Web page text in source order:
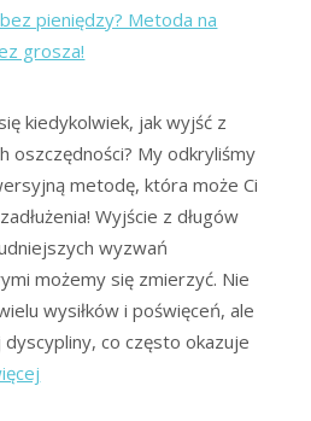
pieniędzy? Metoda na
grosza!
kiedykolwiek, jak wyjść z
oszczędności? My odkryliśmy
metodę, która może Ci
Wyjście z długów
wyzwań
możemy się zmierzyć. Nie
wysiłków i poświęceń, ale
co często okazuje